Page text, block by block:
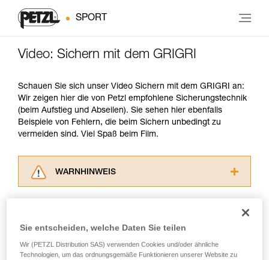
SPORT
Video: Sichern mit dem GRIGRI
Schauen Sie sich unser Video Sichern mit dem GRIGRI an:
Wir zeigen hier die von Petzl empfohlene Sicherungstechnik
(beim Aufstieg und Abseilen). Sie sehen hier ebenfalls
Beispiele von Fehlern, die beim Sichern unbedingt zu
vermeiden sind. Viel Spaß beim Film.
WARNHINWEIS
ziehen. Um diese Zusatzinformationen
verstehen zu können, müssen Sie zuerst die in
der Gebrauchsanweisung enthaltenen
Sie entscheiden, welche Daten Sie teilen
Wir (PETZL Distribution SAS) verwenden Cookies und/oder ähnliche
Technologien, um das ordnungsgemäße Funktionieren unserer Website zu